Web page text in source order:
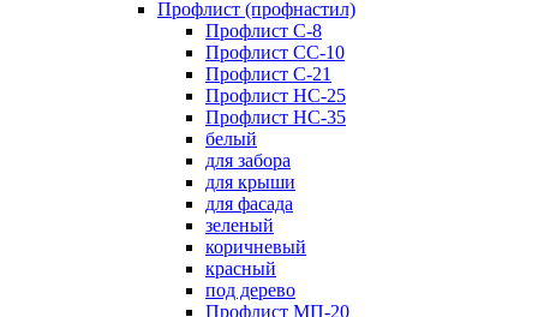
Профлист (профнастил)
Профлист С-8
Профлист СС-10
Профлист C-21
Профлист НС-25
Профлист НС-35
белый
для забора
для крыши
для фасада
зеленый
коричневый
красный
под дерево
Профлист МП-20